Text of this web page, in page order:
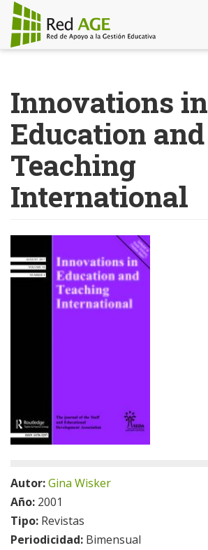
contenido
principal
Innovations in
Education and
Teaching
International
Autor:Gina Wisker
Año: 2001
Tipo: Revistas
Periodicidad: Bimensual